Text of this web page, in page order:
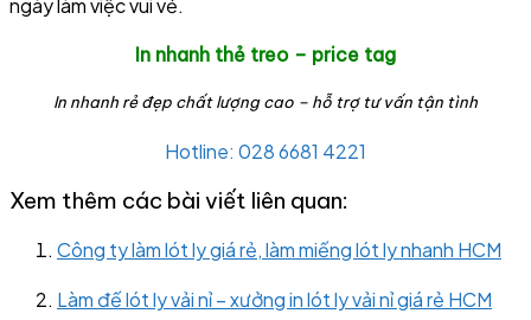
ngày làm việc vui vẻ.
In nhanh thẻ treo – price tag
In nhanh rẻ đẹp chất lượng cao – hỗ trợ tư vấn tận tình
Hotline: 028 6681 4221
Xem thêm các bài viết liên quan:
Công ty làm lót ly giá rẻ, làm miếng lót ly nhanh HCM
Làm đế lót ly vải nỉ – xưởng in lót ly vải nỉ giá rẻ HCM